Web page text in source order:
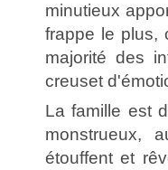
minutieux
frappe le plus,
majorité des
creuset
La famille est
monstrueux,
étouffent et